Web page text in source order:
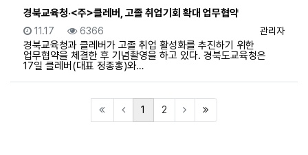
경북교육청·<주>클레버, 고졸 취업기회 확대 업무협약
등록자
관리자
등록일
11.17 조회
6366
경북교육청과 클레버가 고졸 취업 활성화를 추진하기 위한
업무협약을 체결한 후 기념촬영을 하고 있다. 경북도교육청은
17일 클레버(대표 정종홍)와…
1 (current)
2 (last)